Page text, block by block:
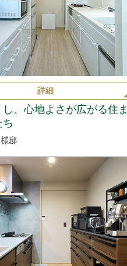
詳細
、心地よさが広がる住ま
ち
邸